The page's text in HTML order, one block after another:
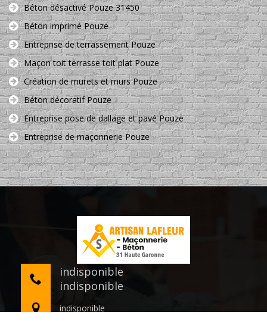
Béton désactivé Pouze 31450
Béton imprimé Pouze
Entreprise de terrassement Pouze
Maçon toit terrasse toit plat Pouze
Création de murets et murs Pouze
Béton décoratif Pouze
Entreprise pose de dallage et pavé Pouze
Entreprise de maçonnerie Pouze
indisponible
indisponible
indisponible